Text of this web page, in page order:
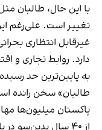
با این حال، طالبان
تغییر است. علی‌رغم
غیرقابل انتظاری
دارد. روابط تجاری
به پایین‌ترین حد
طالبان» سخن رانده
پاکستان میلیون‌ها
از ۴۰ سال بدین‌سو در پاکستان سکونت داشتند.